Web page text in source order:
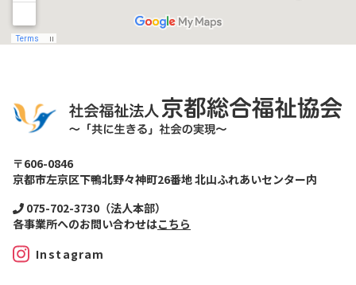
〒606-0846
京都市左京区下鴨北野々神町26番地 北山ふれあいセンター内
075-702-3730（法人本部）
各事業所へのお問い合わせはこちら
Instagram